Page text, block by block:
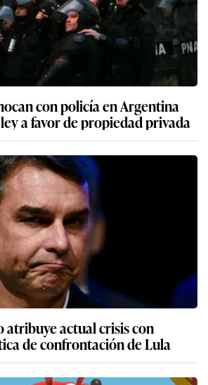
con policía en Argentina
a favor de propiedad privada
atribuye actual crisis con
de confrontación de Lula